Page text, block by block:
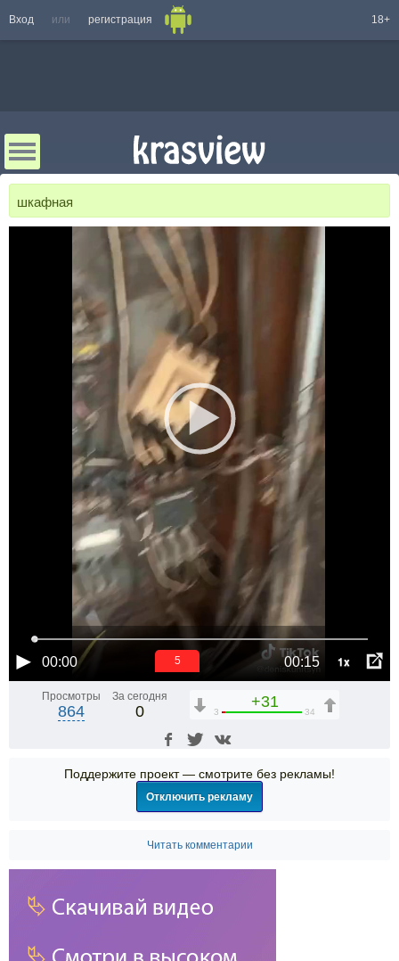
Вход или регистрация 18+
шкафная
00:00 00:15 1x
5
Просмотры
864
За сегодня
0
+31
3 34
Поддержите проект — смотрите без рекламы!
Отключить рекламу
Читать комментарии